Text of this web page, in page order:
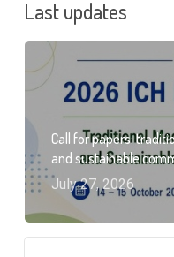
Last updates
Call for papers:
and sustainable
July 27, 2026